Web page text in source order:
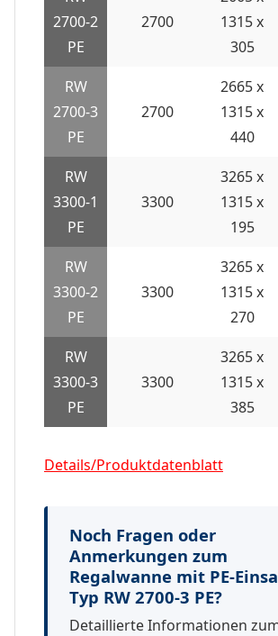
2700-2
PE
2700
1315 x
305
RW
2700-3
PE
2700
2665 x
1315 x
440
RW
3300-1
PE
3300
3265 x
1315 x
195
RW
3300-2
PE
3300
3265 x
1315 x
270
RW
3300-3
PE
3300
3265 x
1315 x
385
Details/Produktdatenblatt
Noch Fragen oder
Anmerkungen zum
Regalwanne mit PE-
Typ RW 2700-3 PE?
Detaillierte Informationen